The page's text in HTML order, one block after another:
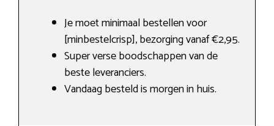
Je moet minimaal bestellen voor
[minbestelcrisp], bezorging vanaf €2,95.
Super verse boodschappen van de
beste leveranciers.
Vandaag besteld is morgen in huis.